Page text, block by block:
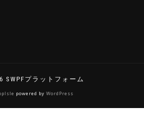
SWPFプラットフォーム
powered by WordPress